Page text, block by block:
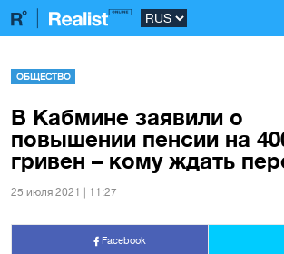
ОБЩЕСТВО
В Кабмине заявили о
повышении пенсии на
гривен – кому ждать
25 июля 2021 | 11:27
Facebook